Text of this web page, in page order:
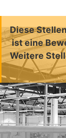
Diese
ist eine
Weitere